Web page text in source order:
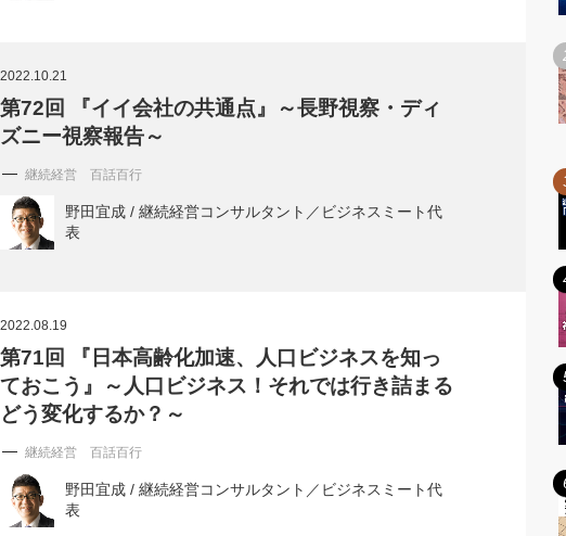
2022.10.21
第72回 『イイ会社の共通点』～長野視察・ディ
ズニー視察報告～
継続経営 百話百行
野田宜成 / 継続経営コンサルタント／ビジネスミート代
表
2022.08.19
第71回 『日本高齢化加速、人口ビジネスを知っ
ておこう』～人口ビジネス！それでは行き詰まる
どう変化するか？～
継続経営 百話百行
野田宜成 / 継続経営コンサルタント／ビジネスミート代
表